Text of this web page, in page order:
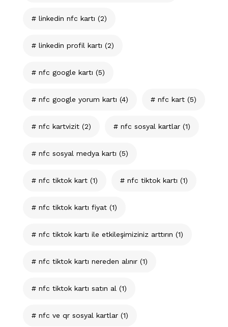
linkedin nfc kartı (2)
linkedin profil kartı (2)
nfc google kartı (5)
nfc google yorum kartı (4) nfc kart (5)
nfc kartvizit (2) nfc sosyal kartlar (1)
nfc sosyal medya kartı (5)
nfc tiktok kart (1) nfc tiktok kartı (1)
nfc tiktok kartı fiyat (1)
nfc tiktok kartı ile etkileşimiziniz arttırın (1)
nfc tiktok kartı nereden alınır (1)
nfc tiktok kartı satın al (1)
nfc ve qr sosyal kartlar (1)